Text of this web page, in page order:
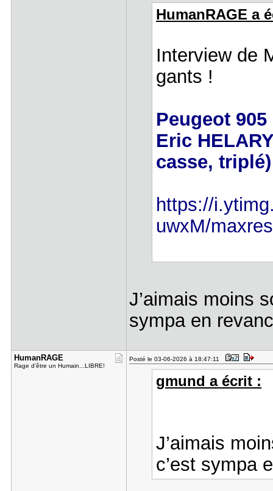
HumanRAGE a
Interview de
gants !
Peugeot
Eric
casse, triplé)
https://
uwxM/
J’aimais moins
sympa en
HumanRAGE
Rage d'être un Humain...LIBRE!
Posté le 03-06-2026 à 18:47:11
gmund a écrit :
J’aimais
c’est sympa